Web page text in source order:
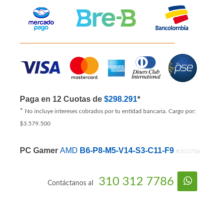
Ver Productos Similares
* No incluye intereses cobrados por tu entidad bancaria. Cargo por:
PC GamerAMD B6-P8-M5-V14-S3-C11-F9 #202786